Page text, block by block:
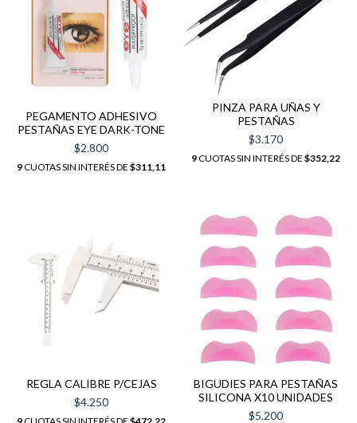
PEGAMENTO ADHESIVO
PESTAÑAS EYE DARK-TONE
$2.800
9CUOTAS SIN INTERÉS DE $311,11
PINZA PARA UÑAS Y
PESTAÑAS
$3.170
9CUOTAS SIN INTERÉS DE $352,22
REGLA CALIBRE P/CEJAS
$4.250
BIGUDIES PARA PESTAÑAS
SILICONA X10 UNIDADES
$5.200